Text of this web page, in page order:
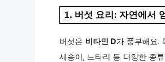
1. 버섯 요리: 자연에서
버섯은 비타민 D가 풍부해요.
새송이, 느타리 등 다양한 종